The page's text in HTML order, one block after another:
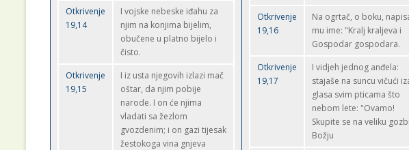
Otkrivenje
19,14
I vojske nebeske iđahu za
njim na konjima bijelim,
obučene u platno bijelo i
čisto.
Otkrivenje
19,15
I iz usta njegovih izlazi mač
oštar, da njim pobije
narode. I on će njima
vladati sa žezlom
gvozdenim; i on gazi tijesak
žestokoga vina gnjeva
Otkrivenje
19,16
Na ogrtač, o boku,
mu ime: "Kralj kraljeva i
Gospodar gospodara.
Otkrivenje
19,17
I vidjeh jednog anđela:
stajaše na suncu vičući
glasa svim pticama što
nebom lete: "Ovamo!
Skupite se na veliku
Božju